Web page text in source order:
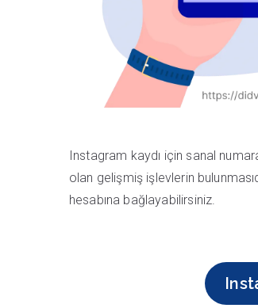
Instagram kaydı için sanal
olan gelişmiş işlevlerin
hesabına bağlayabilirsiniz.